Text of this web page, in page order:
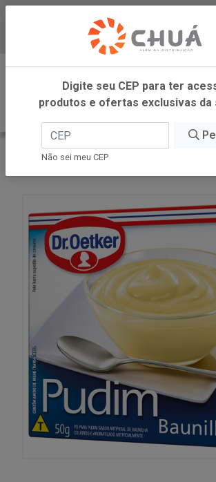
Baixe já
INÍCIO
DR OETKER BRASIL
Digite seu CEP para ter
produtos e ofertas exclusivas da
Não sei meu CEP